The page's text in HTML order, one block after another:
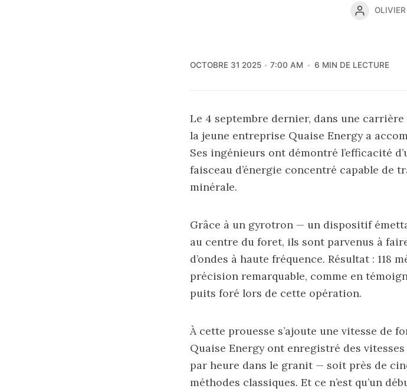
OCTOBRE 31 2025 7:00 AM 6 MIN DE LECTURE
Le 4 septembre dernier, dans une carrière
la jeune entreprise Quaise Energy a
Ses ingénieurs ont démontré l’efficacité
faisceau d’énergie concentré capable de
minérale.
Grâce à un gyrotron — un dispositif
au centre du foret, ils sont parvenus à
d’ondes à haute fréquence. Résultat : 118
précision remarquable, comme en
puits foré lors de cette opération.
À cette prouesse s’ajoute une vitesse de
Quaise Energy ont enregistré des
par heure dans le granit — soit près de
méthodes classiques. Et ce n’est qu’un